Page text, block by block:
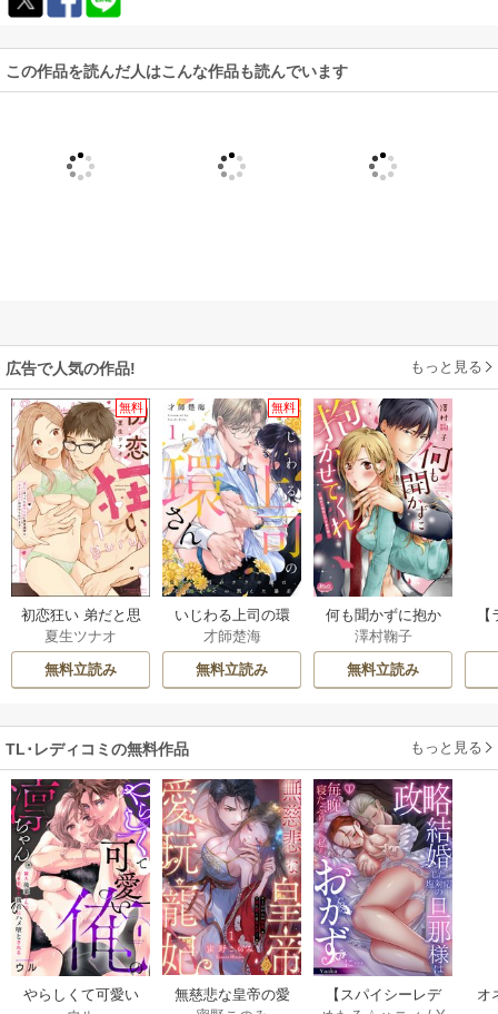
この作品を読んだ人はこんな作品も読んでいます
広告で人気の作品! もっと見る
無料
初恋狂い 弟だと思
ってた幼なじみに
激重感情を（※カ
ラダで）浴びせら
夏生ツナオ
無料立読み
無料
いじわる上司の環
さん 憧れ上司のウ
ラの顔は、私泣か
せの飢えた暴君《Pi
才師楚海
無料立読み
何も聞かずに抱か
せてくれ【単行
本】【電子限定特
典付】
澤村鞠子
無料立読み
TL･レディコミの無料作品 もっと見る
やらしくて可愛い
無慈悲な皇帝の愛
【スパイシーレデ
オ